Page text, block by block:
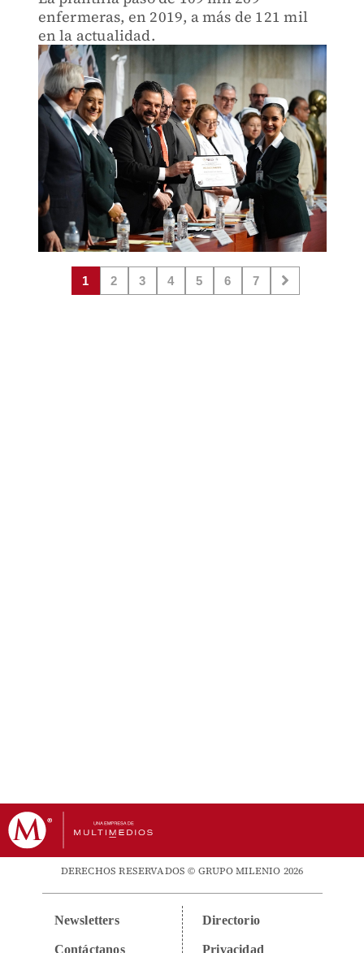
enfermeras, en 2019, a más de 121 mil
en la actualidad.
1 2 3 4 5 6 7
DERECHOS RESERVADOS © GRUPO MILENIO 2026
Newsletters
Contáctanos
Directorio
Privacidad